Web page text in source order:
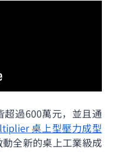
過600萬元，並且通
桌上型壓力成型
動全新的桌上工業級成